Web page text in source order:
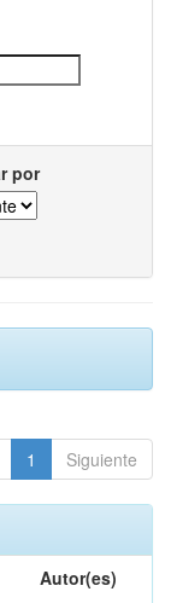
por
1 Siguiente
Autor(es)